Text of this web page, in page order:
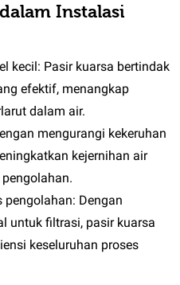
Instalasi
kecil: Pasir kuarsa bertindak
efektif, menangkap
dalam air.
mengurangi kekeruhan
kejernihan air
Dengan
untuk filtrasi, pasir kuarsa
keseluruhan proses